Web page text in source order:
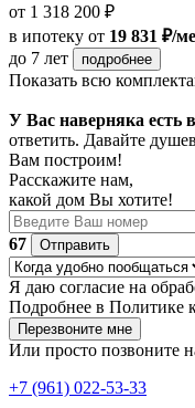
от 1 318 200 ₽
в ипотеку от 19 831 ₽/
до 7 лет
подробнее
Показать всю
У Вас наверняка есть
ответить. Давайте
Вам построим!
Расскажите нам,
какой дом Вы хотите!
67
Отправить
Я даю согласие на
Подробнее в Политике
Перезвоните мне
Или просто позвоните
+7 (961) 022-53-33